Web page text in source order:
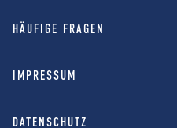
HÄUFIGE FRAGEN
IMPRESSUM
DATENSCHUTZ